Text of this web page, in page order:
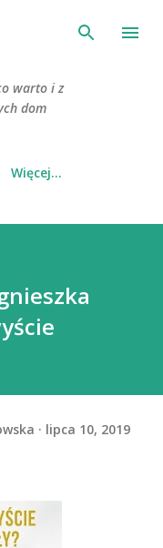
warto i z
dom
Więcej…
lipca 10, 2019